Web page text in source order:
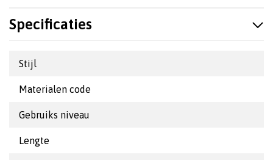
Specificaties
Stijl
Materialen code
Gebruiks niveau
Lengte